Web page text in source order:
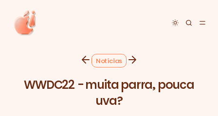
Toggle
Notícias
WWDC22 - muita parra, pouca
uva?